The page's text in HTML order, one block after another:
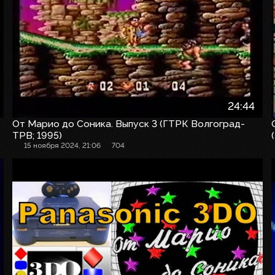
24:44
От Марио до Соника. Выпуск 3 (ГТРК Волгоград-
ТРВ; 1995)
15 ноября 2024, 21:06 704